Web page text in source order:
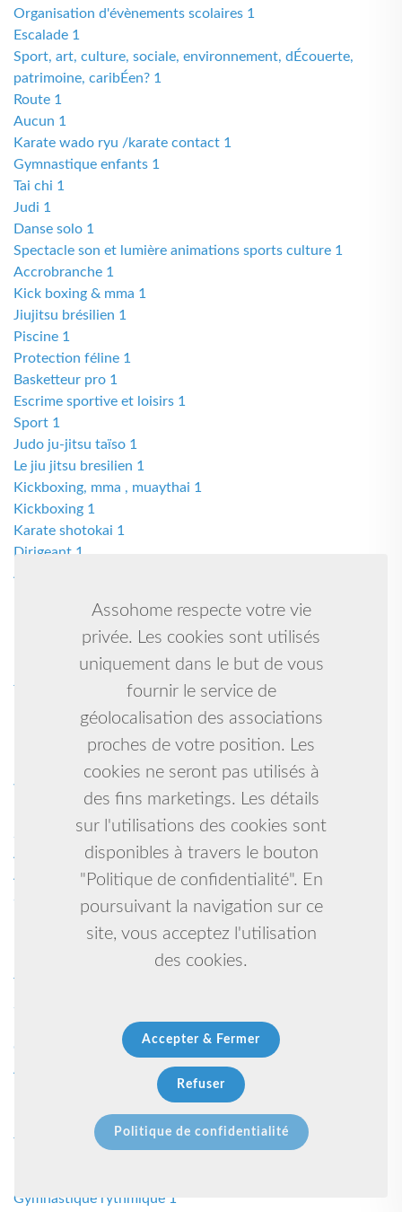
Assohome respecte votre vie
privée. Les cookies sont utilisés
uniquement dans le but de vous
fournir le service de
géolocalisation des associations
proches de votre position. Les
cookies ne seront pas utilisés à
des fins marketings. Les détails
sur l'utilisations des cookies sont
disponibles à travers le bouton
"Politique de confidentialité". En
poursuivant la navigation sur ce
site, vous acceptez l'utilisation
des cookies.
Accepter & Fermer
Refuser
Politique de confidentialité
Organisation d'évènements scolaires 1
Escalade 1
Sport, art, culture, sociale, environnement, dÉcouerte,
patrimoine, caribÉen? 1
Route 1
Aucun 1
Karate wado ryu /karate contact 1
Gymnastique enfants 1
Tai chi 1
Judi 1
Danse solo 1
Spectacle son et lumière animations sports culture 1
Accrobranche 1
Kick boxing & mma 1
Jiujitsu brésilien 1
Piscine 1
Protection féline 1
Basketteur pro 1
Escrime sportive et loisirs 1
Sport 1
Judo ju-jitsu taïso 1
Le jiu jitsu bresilien 1
Kickboxing, mma , muaythai 1
Kickboxing 1
Karate shotokai 1
Dirigeant 1
Attaquant 1
Danse claquettes (tap dance) 1
Boxe anglaise, muay thaï, kick boxing 1
Muay thai kick boxing k1 1
Musique arabo-andalouse 1
Marche athlétique 1
Wing chun kung fu 1
Arts martiaux 1
Arts plastiques 1
Sports 1
Prevention 1
Tennis 1
Self défense /penchak silat 1
Gymnastique artistique 1
Athletisme 1
Kungfu-taiji-qigong-self défense 1
Judo ju-jitsu brésilien 1
Gymnastique rythmique 1